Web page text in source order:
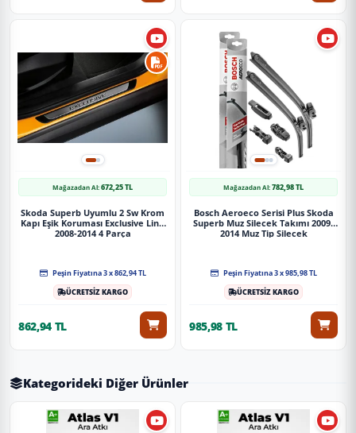
Mağazadan Al:672,25 TL
Skoda Superb Uyumlu 2 Sw Krom
Kapı Eşik Koruması Exclusive Line
2008-2014 4 Parça
Peşin Fiyatına 3 x 862,94 TL
ÜCRETSİZ KARGO
862,94 TL
Mağazadan Al:782,98 TL
Bosch Aeroeco Serisi Plus Skoda
Superb Muz Silecek Takımı 2009-
2014 Muz Tip Silecek
Peşin Fiyatına 3 x 985,98 TL
ÜCRETSİZ KARGO
985,98 TL
Kategorideki Diğer Ürünler